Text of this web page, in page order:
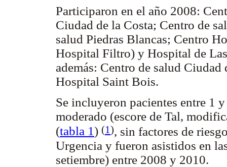
Participaron en el año 2008:
Ciudad de la Costa; Centro de
salud Piedras Blancas; Centro
Hospital Filtro) y Hospital de
además: Centro de salud
Hospital Saint Bois.
Se incluyeron pacientes entre 1
moderado (escore de Tal,
(tabla 1) (1), sin factores de
Urgencia y fueron asistidos en
setiembre) entre 2008 y 2010.